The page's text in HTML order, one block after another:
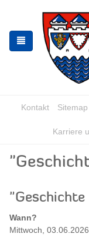
springen
springen
Kontakt Sitemap
Karriere
"Geschichte
Wann?
Mittwoch, 03.06.2026